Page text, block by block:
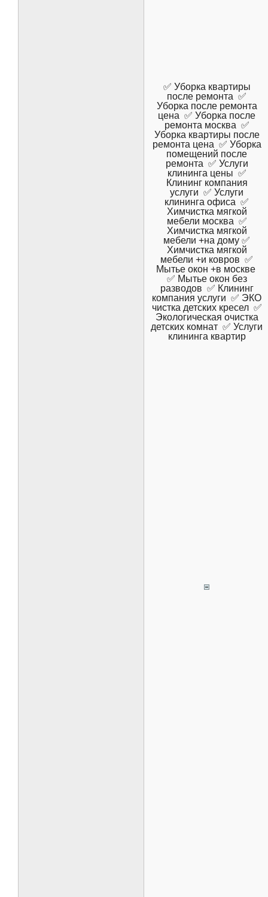
✅ Уборка квартиры
после ремонта ✅
Уборка после ремонта
цена ✅ Уборка после
ремонта москва ✅
Уборка квартиры после
ремонта цена ✅ Уборка
помещений после
ремонта ✅ Услуги
клининга цены ✅
Клининг компания
услуги ✅ Услуги
клининга офиса ✅
Химчистка мягкой
мебели москва ✅
Химчистка мягкой
мебели +на дому ✅
Химчистка мягкой
мебели +и ковров ✅
Мытье окон +в москве
✅ Мытье окон без
разводов ✅ Клининг
компания услуги ✅ ЭКО
чистка детских кресел ✅
Экологическая очистка
детских комнат ✅ Услуги
клининга квартир